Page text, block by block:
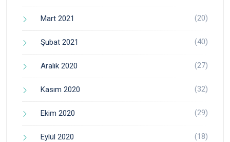
Mart 2021 (20)
Şubat 2021 (40)
Aralık 2020 (27)
Kasım 2020 (32)
Ekim 2020 (29)
Eylül 2020 (18)